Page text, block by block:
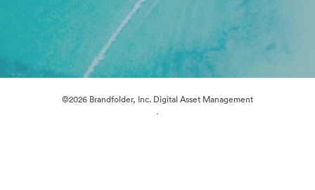
©2026 Brandfolder, Inc. Digital Asset Management
·